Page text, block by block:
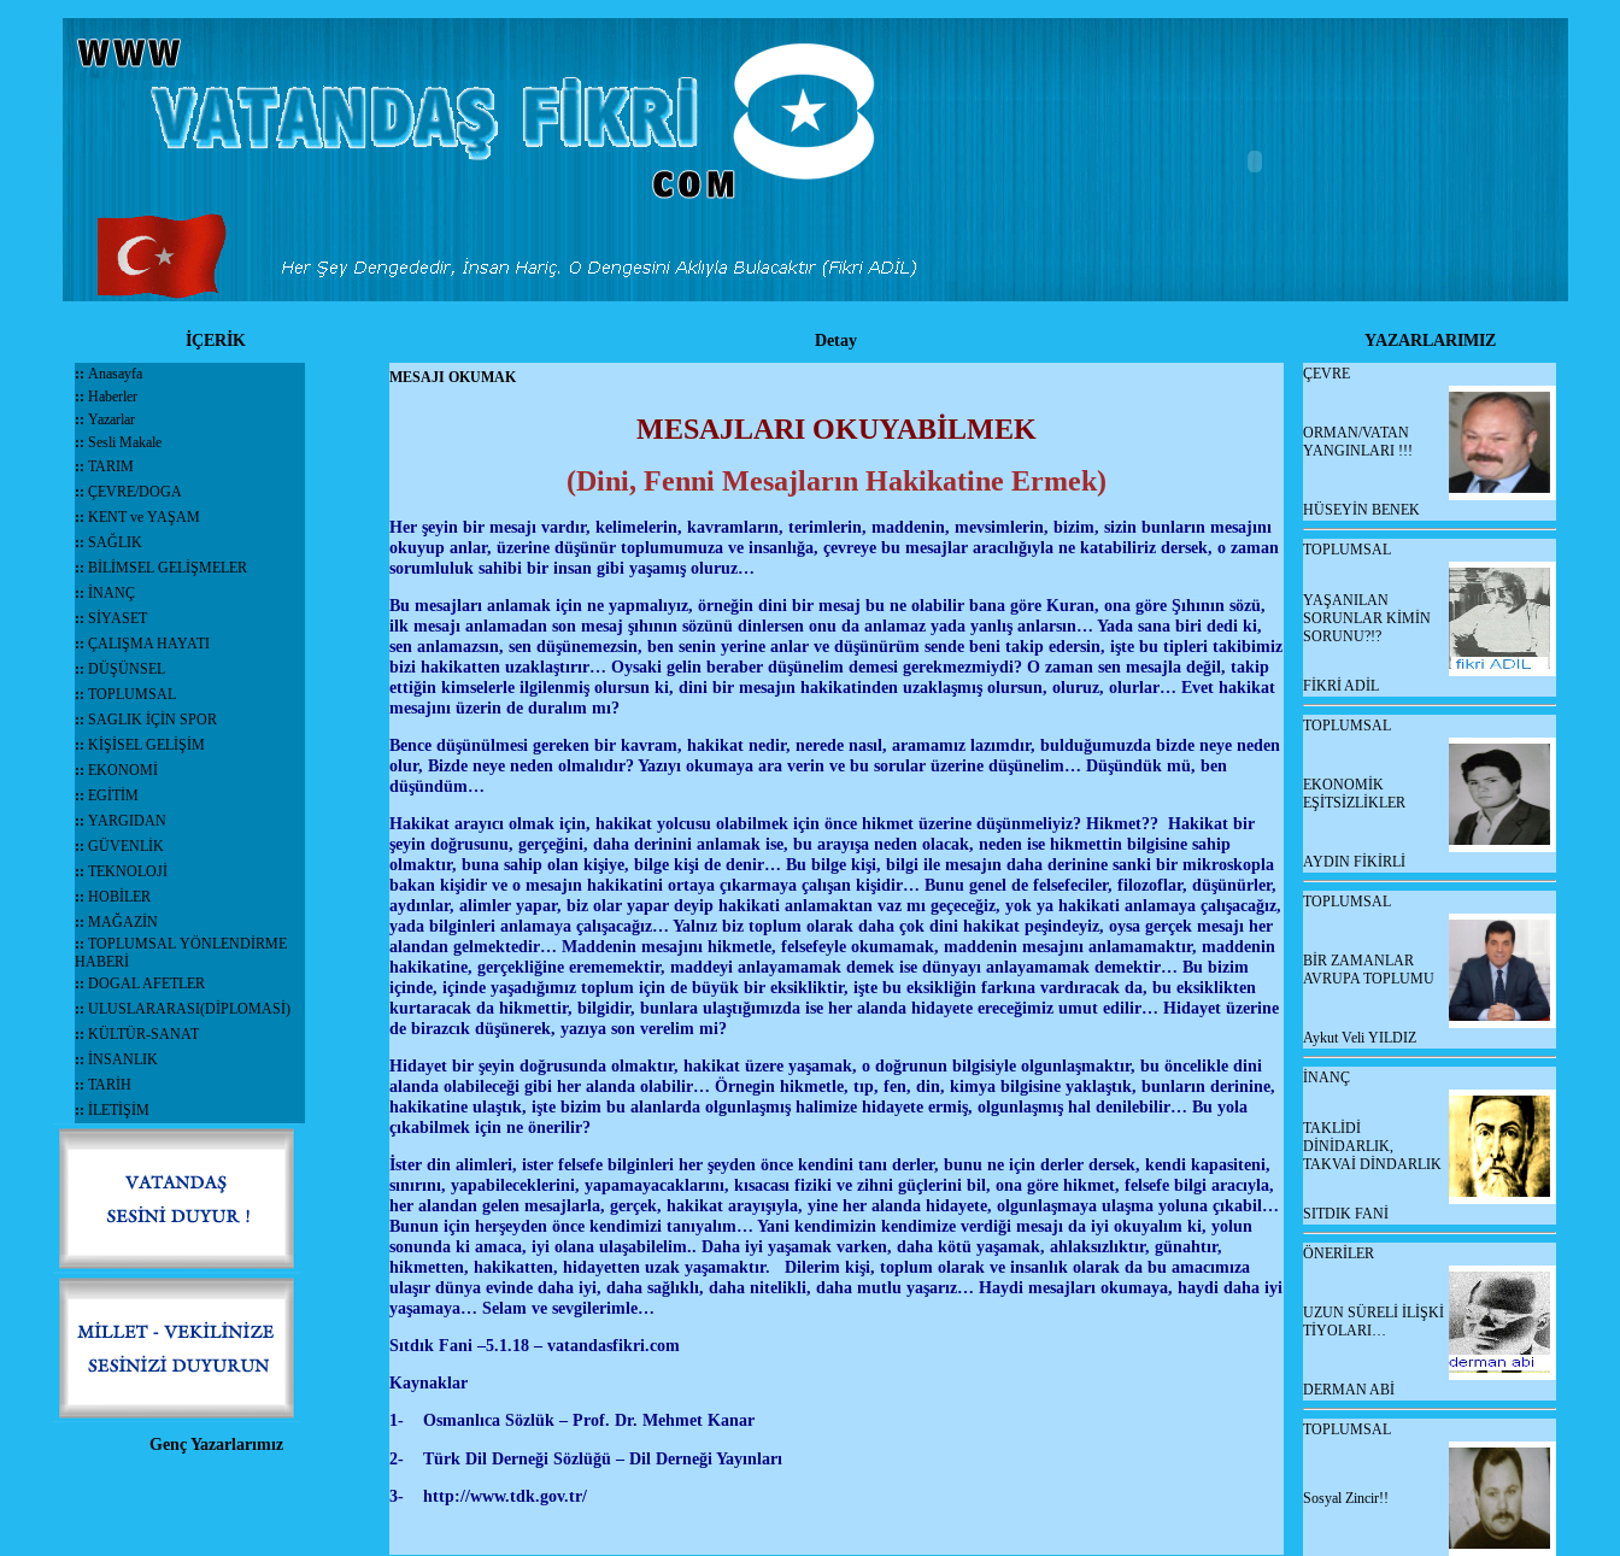
İÇERİK Detay YAZARLARIMIZ
:: Anasayfa
:: Haberler
:: Yazarlar
:: Sesli Makale
:: TARIM
:: ÇEVRE/DOGA
:: KENT ve YAŞAM
:: SAĞLIK
:: BİLİMSEL GELİŞMELER
:: İNANÇ
:: SİYASET
:: ÇALIŞMA HAYATI
:: DÜŞÜNSEL
:: TOPLUMSAL
:: SAGLIK İÇİN SPOR
:: KİŞİSEL GELİŞİM
:: EKONOMİ
:: EGİTİM
:: YARGIDAN
:: GÜVENLİK
:: TEKNOLOJİ
:: HOBİLER
:: MAĞAZİN
:: TOPLUMSAL YÖNLENDİRME
HABERİ
:: DOGAL AFETLER
:: ULUSLARARASI(DİPLOMASİ)
:: KÜLTÜR-SANAT
:: İNSANLIK
:: TARİH
:: İLETİŞİM
Genç Yazarlarımız
MESAJI OKUMAK
MESAJLARI OKUYABİLMEK
(Dini, Fenni Mesajların Hakikatine Ermek)
Her şeyin bir mesajı vardır, kelimelerin, kavramların, terimlerin, maddenin, mevsimlerin, bizim, sizin bunların mesajını
okuyup anlar, üzerine düşünür toplumumuza ve insanlığa, çevreye bu mesajlar aracılığıyla ne katabiliriz dersek, o zaman
sorumluluk sahibi bir insan gibi yaşamış oluruz…
Bu mesajları anlamak için ne yapmalıyız, örneğin dini bir mesaj bu ne olabilir bana göre Kuran, ona göre Şıhının sözü,
ilk mesajı anlamadan son mesaj şıhının sözünü dinlersen onu da anlamaz yada yanlış anlarsın… Yada sana biri dedi ki,
sen anlamazsın, sen düşünemezsin, ben senin yerine anlar ve düşünürüm sende beni takip edersin, işte bu tipleri takibimiz
bizi hakikatten uzaklaştırır… Oysaki gelin beraber düşünelim demesi gerekmezmiydi? O zaman sen mesajla değil, takip
ettiğin kimselerle ilgilenmiş olursun ki, dini bir mesajın hakikatinden uzaklaşmış olursun, oluruz, olurlar… Evet hakikat
mesajını üzerin de duralım mı?
Bence düşünülmesi gereken bir kavram, hakikat nedir, nerede nasıl, aramamız lazımdır, bulduğumuzda bizde neye neden
olur, Bizde neye neden olmalıdır? Yazıyı okumaya ara verin ve bu sorular üzerine düşünelim… Düşündük mü, ben
düşündüm…
Hakikat arayıcı olmak için, hakikat yolcusu olabilmek için önce hikmet üzerine düşünmeliyiz? Hikmet?? Hakikat bir
şeyin doğrusunu, gerçeğini, daha derinini anlamak ise, bu arayışa neden olacak, neden ise hikmettin bilgisine sahip
olmaktır, buna sahip olan kişiye, bilge kişi de denir… Bu bilge kişi, bilgi ile mesajın daha derinine sanki bir mikroskopla
bakan kişidir ve o mesajın hakikatini ortaya çıkarmaya çalışan kişidir… Bunu genel de felsefeciler, filozoflar, düşünürler,
aydınlar, alimler yapar, biz olar yapar deyip hakikati anlamaktan vaz mı geçeceğiz, yok ya hakikati anlamaya çalışacağız,
yada bilginleri anlamaya çalışacağız… Yalnız biz toplum olarak daha çok dini hakikat peşindeyiz, oysa gerçek mesajı her
alandan gelmektedir… Maddenin mesajını hikmetle, felsefeyle okumamak, maddenin mesajını anlamamaktır, maddenin
hakikatine, gerçekliğine erememektir, maddeyi anlayamamak demek ise dünyayı anlayamamak demektir… Bu bizim
içinde, içinde yaşadığımız toplum için de büyük bir eksikliktir, işte bu eksikliğin farkına vardıracak da, bu eksiklikten
kurtaracak da hikmettir, bilgidir, bunlara ulaştığımızda ise her alanda hidayete ereceğimiz umut edilir… Hidayet üzerine
de birazcık düşünerek, yazıya son verelim mi?
Hidayet bir şeyin doğrusunda olmaktır, hakikat üzere yaşamak, o doğrunun bilgisiyle olgunlaşmaktır, bu öncelikle dini
alanda olabileceği gibi her alanda olabilir… Örnegin hikmetle, tıp, fen, din, kimya bilgisine yaklaştık, bunların derinine,
hakikatine ulaştık, işte bizim bu alanlarda olgunlaşmış halimize hidayete ermiş, olgunlaşmış hal denilebilir… Bu yola
çıkabilmek için ne önerilir?
İster din alimleri, ister felsefe bilginleri her şeyden önce kendini tanı derler, bunu ne için derler dersek, kendi kapasiteni,
sınırını, yapabileceklerini, yapamayacaklarını, kısacası fiziki ve zihni güçlerini bil, ona göre hikmet, felsefe bilgi aracıyla,
her alandan gelen mesajlarla, gerçek, hakikat arayışıyla, yine her alanda hidayete, olgunlaşmaya ulaşma yoluna çıkabil…
Bunun için herşeyden önce kendimizi tanıyalım… Yani kendimizin kendimize verdiği mesajı da iyi okuyalım ki, yolun
sonunda ki amaca, iyi olana ulaşabilelim.. Daha iyi yaşamak varken, daha kötü yaşamak, ahlaksızlıktır, günahtır,
hikmetten, hakikatten, hidayetten uzak yaşamaktır. Dilerim kişi, toplum olarak ve insanlık olarak da bu amacımıza
ulaşır dünya evinde daha iyi, daha sağlıklı, daha nitelikli, daha mutlu yaşarız… Haydi mesajları okumaya, haydi daha iyi
yaşamaya… Selam ve sevgilerimle…
Sıtdık Fani –5.1.18 – vatandasfikri.com
Kaynaklar
1- Osmanlıca Sözlük – Prof. Dr. Mehmet Kanar
2- Türk Dil Derneği Sözlüğü – Dil Derneği Yayınları
3- http://www.tdk.gov.tr/
ÇEVRE
ORMAN/VATAN
YANGINLARI !!!
HÜSEYİN BENEK
TOPLUMSAL
YAŞANILAN
SORUNLAR KİMİN
SORUNU?!?
FİKRİ ADİL
TOPLUMSAL
EKONOMİK
EŞİTSİZLİKLER
AYDIN FİKİRLİ
TOPLUMSAL
BİR ZAMANLAR
AVRUPA TOPLUMU
Aykut Veli YILDIZ
İNANÇ
TAKLİDİ
DİNİDARLIK,
TAKVAİ DİNDARLIK
SITDIK FANİ
ÖNERİLER
UZUN SÜRELİ İLİŞKİ
TİYOLARI…
DERMAN ABİ
TOPLUMSAL
Sosyal Zincir!!